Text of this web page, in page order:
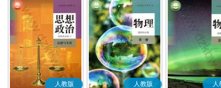
人教版 人教版 人